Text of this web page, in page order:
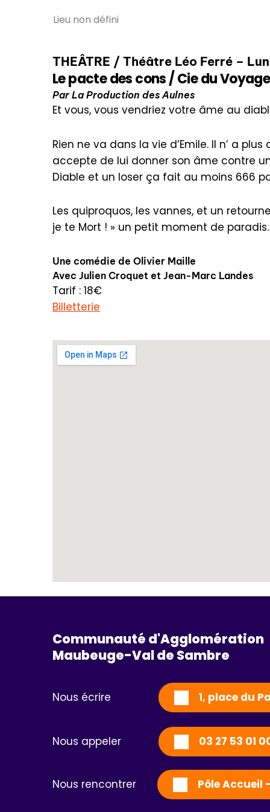
Lieu non défini
THEÂTRE / Théâtre Léo Ferré –
Le pacte des cons / Cie du
Par La Production des Aulnes
Et vous, vous vendriez votre âme au
Rien ne va dans la vie d’Emile. Il n’ a
accepte de lui donner son âme contre
Diable et un loser ça fait au moins 666
Les quiproquos, les vannes, et un
je te Mort ! » un petit moment de
Une comédie de Olivier Maille
Avec Julien Croquet et Jean-Marc Landes
Tarif : 18€
Billetterie
Communauté d'Agglomération
Maubeuge-Val de Sambre
Nous écrire 1, place du
Nous appeler 03 27 53 01
Nous rencontrer Pôle Accueil